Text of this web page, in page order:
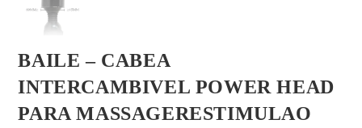
BAILE – CABEA
INTERCAMBIVEL POWER HEAD
PARA MASSAGERESTIMULAO